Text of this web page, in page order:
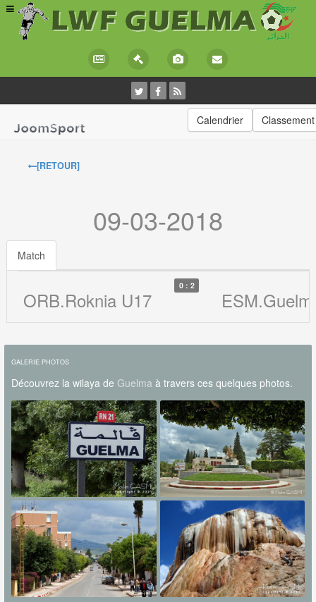
Calendrier Classement
[RETOUR]
09-03-2018
Match
ORB.Roknia U17
0 : 2
GALERIE PHOTOS
Découvrez la wilaya de Guelma à travers ces quelques photos.